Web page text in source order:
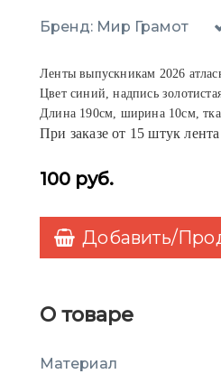
Бренд: Мир Грамот
Ленты выпускникам 2026
Цвет синий, надпись
Длина 190см, ширина 10см,
При заказе от 15 штук
100 руб.
Добавить/
О товаре
Материал